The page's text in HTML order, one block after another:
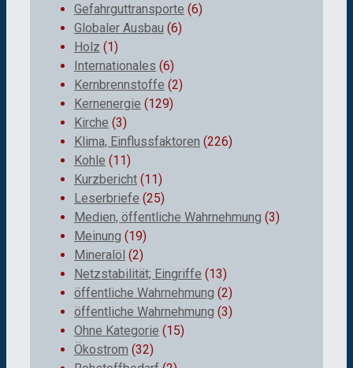
Gefahrguttransporte (6)
Globaler Ausbau (6)
Holz (1)
Internationales (6)
Kernbrennstoffe (2)
Kernenergie (129)
Kirche (3)
Klima, Einflussfaktoren (226)
Kohle (11)
Kurzbericht (11)
Leserbriefe (25)
Medien, öffentliche Wahrnehmung (3)
Meinung (19)
Mineralöl (2)
Netzstabilität; Eingriffe (13)
öffentliche Wahrnehmung (2)
öffentliche Wahrnehmung (3)
Ohne Kategorie (15)
Ökostrom (32)